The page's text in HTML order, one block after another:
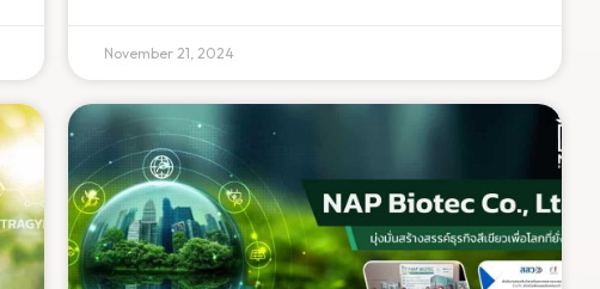
November 21, 2024